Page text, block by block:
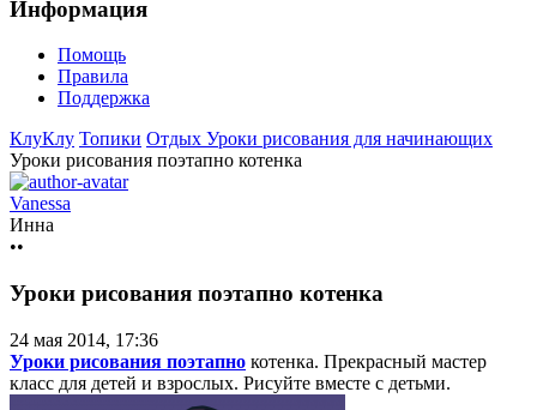
Информация
Помощь
Правила
Поддержка
КлуКлу Топики Отдых Уроки рисования для начинающих
Уроки рисования поэтапно котенка
Vanessa
Инна
••
Уроки рисования поэтапно котенка
24 мая 2014, 17:36
Уроки рисования поэтапно котенка. Прекрасный мастер
класс для детей и взрослых. Рисуйте вместе с детьми.